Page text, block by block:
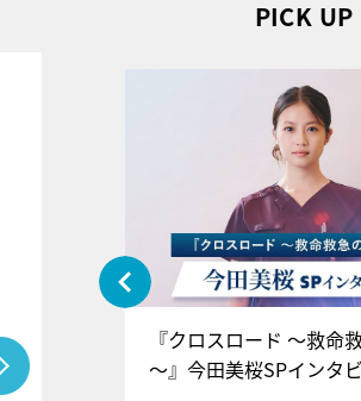
PICK UP
』＝LOV
インタ
『クロスロード ～救命
～』今田美桜SPイン